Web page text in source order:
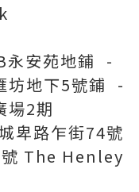
永安苑地鋪 -
坊地下5號鋪 -
場2期
卑路乍街74號
The Henley